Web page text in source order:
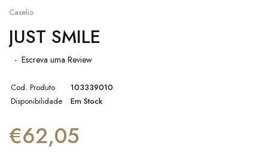
Caselio
JUST SMILE
Escreva uma Review
Cod. Produto
103339010
Disponibilidade
Em Stock
€62,05